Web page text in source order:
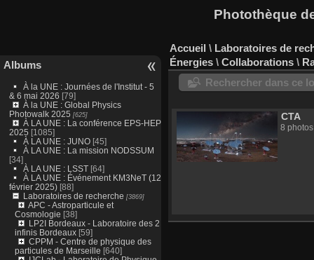
Photothèque
Albums
À la UNE : Journées de l'Institut - 5
& 6 mai 2026 [79]
À la UNE : Global Physics
Photowalk 2025 [625]
À LA UNE : La conférence EPS-HEP
2025 [1085]
À LA UNE : JUNO [45]
À LA UNE : La mission NODSSUM
[34]
À LA UNE : LSST[64]
À LA UNE : Événement KM3NeT (12
février 2025)[88]
Laboratoires de recherche [3869]
APC - Astroparticule et
Cosmologie [38]
LP2I Bordeaux - Laboratoire des 2
infinis Bordeaux[59]
CPPM - Centre de physique des
particules de Marseille [640]
Accueil \ Laboratoires de
Énergies \ Collaborations \
Rechercher dans ce
CTA
8 photos